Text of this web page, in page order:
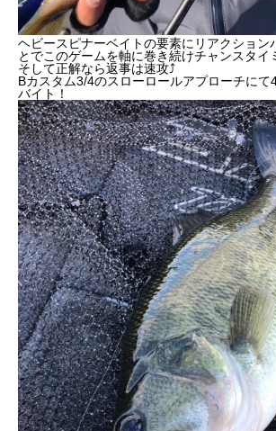
ヘビースピナーベイトの要素にリアクション
とでこのゲームを軸に巻き続けチャンスタイ
そして正解なら返事は速攻⤴︎
Bカスタム3/4のスローロールアプローチにて
バイト！